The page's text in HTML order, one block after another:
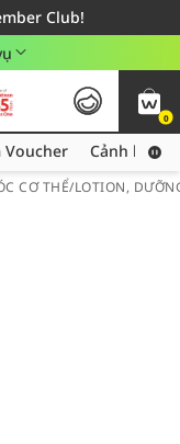
Club!
từ 249,000Đ
TP. Hồ Chí Minh
0
Voucher Cảnh báo
CƠ THỂ/LOTION,